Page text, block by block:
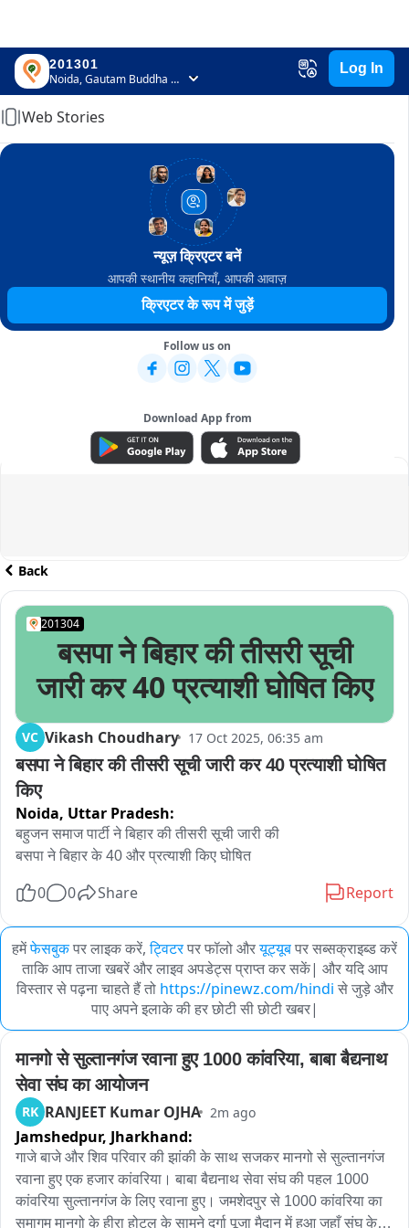
201301
Noida, Gautam Buddha Nagar, Uttar Pradesh
Log In
Home
Web Stories
न्यूज़ क्रिएटर बनें
आपकी स्थानीय कहानियाँ, आपकी आवाज़
क्रिएटर के रूप में जुड़ें
Follow us on
Download App from
ADVERTISEMENT
Back
201304
बसपा ने बिहार की तीसरी सूची
जारी कर 40 प्रत्याशी घोषित किए
VC Vikash Choudhary 17 Oct 2025, 06:35 am
बसपा ने बिहार की तीसरी सूची जारी कर 40 प्रत्याशी घोषित
किए
Noida, Uttar Pradesh:
बहुजन समाज पार्टी ने बिहार की तीसरी सूची जारी की
बसपा ने बिहार के 40 और प्रत्याशी किए घोषित
0 0 Share Report
हमेंफेसबुकपर लाइक करें, ट्विटरपर फॉलो औरयूट्यूबपर सब्सक्राइब्ड करें
ताकि आप ताजा खबरें और लाइव अपडेट्स प्राप्त कर सकें| और यदि आप
विस्तार से पढ़ना चाहते हैं तो https://pinewz.com/hindi से जुड़े और
पाए अपने इलाके की हर छोटी सी छोटी खबर|
मानगो से सुल्तानगंज रवाना हुए 1000 कांवरिया, बाबा बैद्यनाथ
सेवा संघ का आयोजन
RK RANJEET Kumar OJHA 2m ago
Jamshedpur, Jharkhand:
गाजे बाजे और शिव परिवार की झांकी के साथ सजकर मानगो से सुल्तानगंज
रवाना हुए एक हजार कांवरिया। बाबा बैद्यनाथ सेवा संघ की पहल 1000
कांवरिया सुल्तानगंज के लिए रवाना हुए। जमशेदपुर से 1000 कांवरिया का
समागम मानगो के हीरा होटल के सामने दुर्गा पूजा मैदान में हुआ जहाँ संघ के